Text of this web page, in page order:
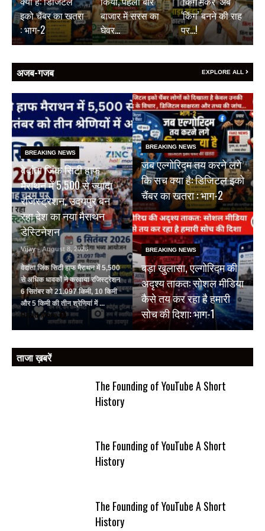
इको चैंबर का खतरा
: भाग-2
बाजार में सरस का
घेवर…
‘किंग’ बनने की राह
पर…!
अजब-गजब EXPLORE ALL
BREAKING NEWS
वेदांता जिंक सिटी हाफ
मैराथन में 5,500 से ज्यादा
रजिस्ट्रेशन, उदयपुर बन
रहा देश का नया मैराथन
डेस्टिनेशन
Vijay - August 8, 2026
वेदांता जिंक सिटी हाफ मैराथन में 5,500
से अधिक धावकों ने करवाया रजिस्ट्रेशन
6 सितंबर को 21.097 किमी, 10 किमी
और 5 किमी की तीन श्रेणियां में ...
Read More
BREAKING NEWS
जब एल्गोरिद्म तय करने लगे
कि सच क्या है: डिजिटल इको
चैंबर का खतरा : भाग-2
BREAKING NEWS
बड़ा खुलासा, एल्गोरिद्म की
अदृश्य ताकत: सोशल मीडिया
कैसे तय कर रहा है हमारी
सोच की दिशा: भाग-1
ताजा ख़बरें
The Founding of YouTube A Short
History
The Founding of YouTube A Short
History
The Founding of YouTube A Short
History